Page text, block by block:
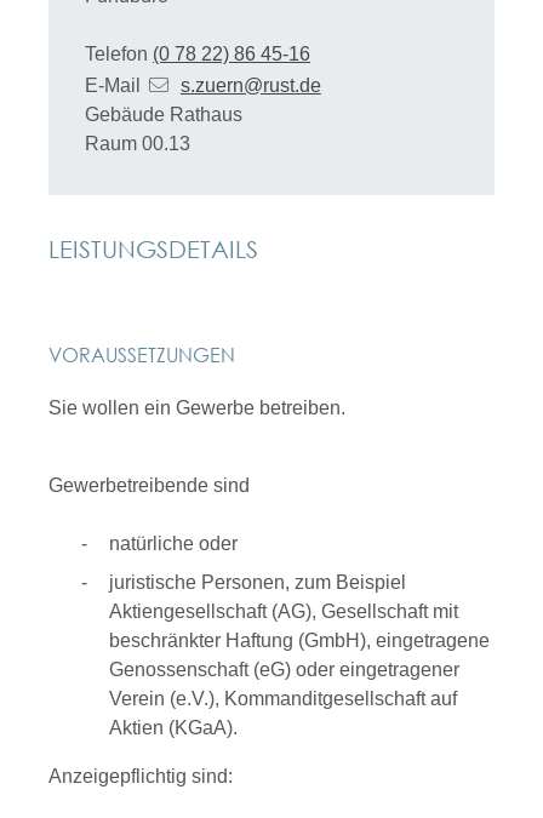
Telefon (0 78 22) 86 45-16
E-Mail
s.zuern@rust.de
Gebäude Rathaus
Raum 00.13
LEISTUNGSDETAILS
VORAUSSETZUNGEN
Sie wollen ein Gewerbe betreiben.
Gewerbetreibende sind
natürliche oder
juristische Personen, zum Beispiel
Aktiengesellschaft (AG), Gesellschaft mit
beschränkter Haftung (GmbH), eingetragene
Genossenschaft (eG) oder eingetragener
Verein (e.V.), Kommanditgesellschaft auf
Aktien (KGaA).
Anzeigepflichtig sind: